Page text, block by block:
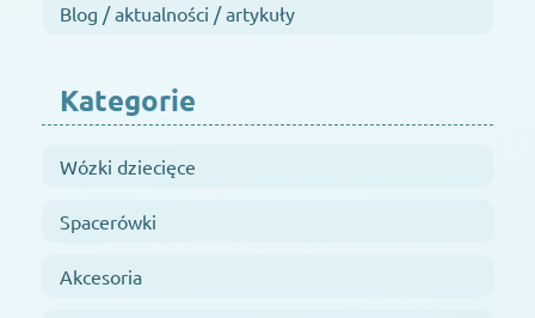
Blog / aktualności / artykuły
Kategorie
Wózki dziecięce
Spacerówki
Akcesoria